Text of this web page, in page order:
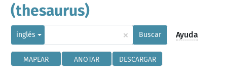
(thesaurus)
inglés × Buscar Ayuda
MAPEAR ANOTAR DESCARGAR